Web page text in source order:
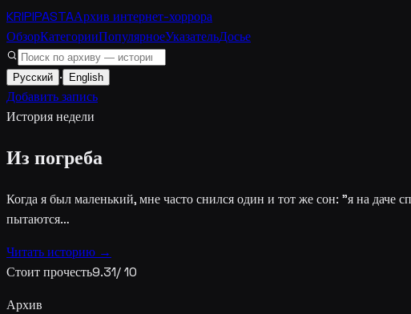
KRIPIPASTAАрхив интернет-хоррора
ОбзорКатегорииПопулярноеУказательДосье
Русский · English
Добавить запись
История недели
Из погреба
Когда я был маленький, мне часто снился один и тот же сон: "я на даче
пытаются…
Читать историю →
Стоит прочесть9.31/ 10
Архив